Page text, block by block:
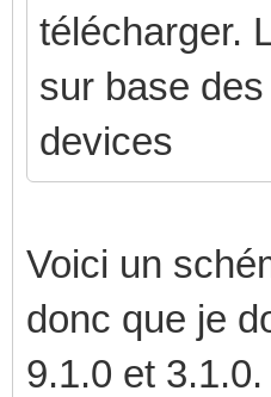
télécharger.
sur base
devices
Voici un
donc que je
9.1.0 et 3.1.0.